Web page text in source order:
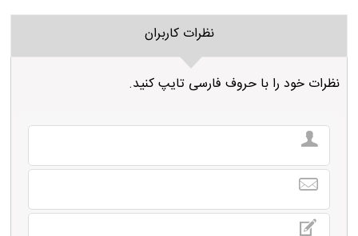
نظرات کاربران
نظرات خود را با حروف فارسی تایپ کنید.